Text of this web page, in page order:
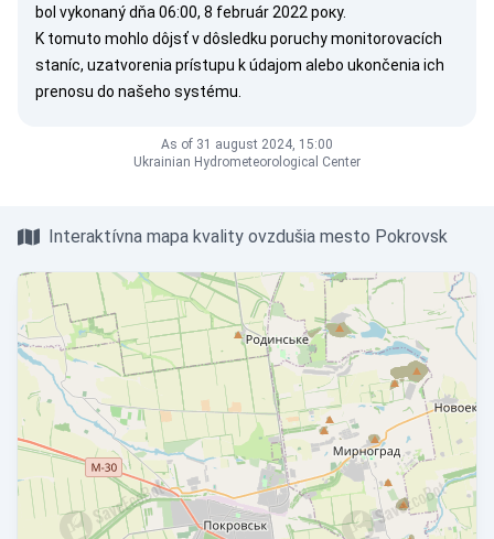
bol vykonaný dňa 06:00, 8 február 2022 року.
K tomuto mohlo dôjsť v dôsledku poruchy monitorovacích
staníc, uzatvorenia prístupu k údajom alebo ukončenia ich
prenosu do našeho systému.
As of 31 august 2024, 15:00
Ukrainian Hydrometeorological Center
Interaktívna mapa kvality ovzdušia mesto Pokrovsk